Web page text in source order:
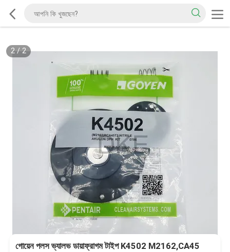
2/ 2
গোয়েন পলস ভ্যালভ ডায়াফ্রাগম টাইপ K4502 M2162,CA45